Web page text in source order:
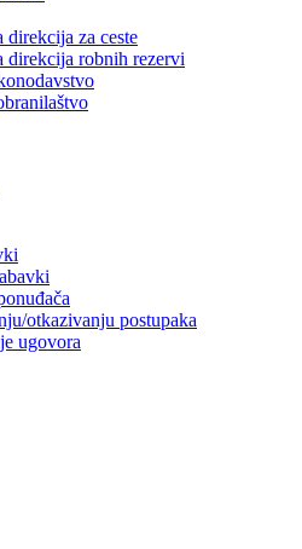
direkcija za ceste
direkcija robnih rezervi
otkazivanju postupaka
ugovora